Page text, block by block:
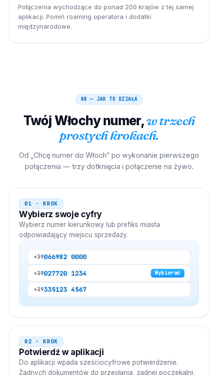
Połączenia wychodzące do ponad 200 krajów z tej samej
aplikacji. Pomiń roaming operatora i dodatki
międzynarodowe.
08 — JAK TO DZIAŁA
TwójWłochynumer,w trzech
prostych krokach.
Od „Chcę numer do Włoch” po wykonanie pierwszego
połączenia — trzy dotknięcia i połączenie na żywo.
01 · KROK
Wybierz swoje cyfry
Wybierz numer kierunkowy lub prefiks miasta
odpowiadający miejscu sprzedaży.
+39066982 0000
+39027720 1234 Wybierać
+39335123 4567
02 · KROK
Potwierdź w aplikacji
Do aplikacji wpada sześciocyfrowe potwierdzenie.
Żadnych dokumentów do przesłania, żadnej poczekalni,